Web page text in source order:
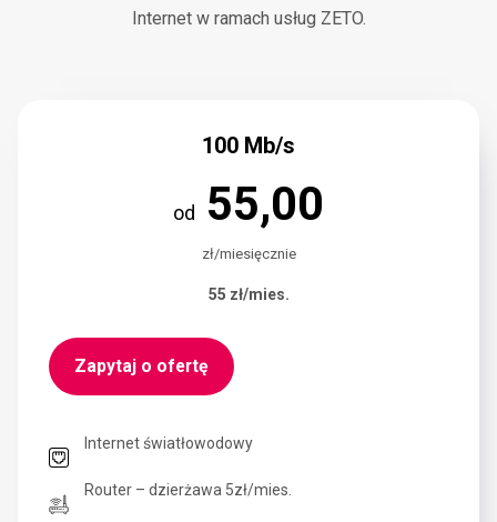
Internet w ramach usług ZETO.
100 Mb/s
od 55,00
zł/miesięcznie
55 zł/mies.
Zapytaj o ofertę
Internet światłowodowy
Router – dzierżawa 5zł/mies.